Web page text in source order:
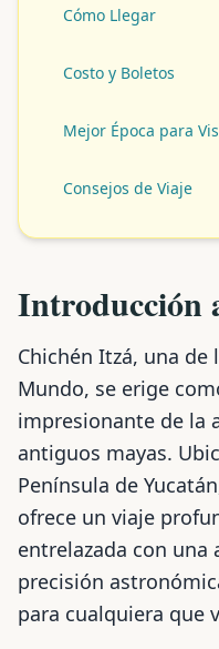
Cómo Llegar
Costo y Boletos
Mejor Época para
Consejos de Viaje
Introducción
Chichén Itzá, una de
Mundo, se erige
impresionante de la
antiguos mayas.
Península de
ofrece un viaje
entrelazada con
precisión
para cualquiera que